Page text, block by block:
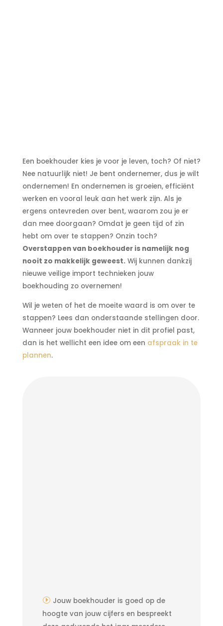
Een boekhouder kies je voor je leven, toch? Of niet?
Nee natuurlijk niet! Je bent ondernemer, dus je wilt
ondernemen! En ondernemen is groeien, efficiënt
werken en vooral leuk aan het werk zijn. Als je
ergens ontevreden over bent, waarom zou je er
dan mee doorgaan? Omdat je geen tijd of zin
hebt om over te stappen? Onzin toch?
Overstappen van boekhouder is namelijk nog
nooit zo makkelijk geweest.Wij kunnen dankzij
nieuwe veilige import technieken jouw
boekhouding zo overnemen!
Wil je weten of het de moeite waard is om over te
stappen? Lees dan onderstaande stellingen door.
Wanneer jouw boekhouder niet in dit profiel past,
dan is het wellicht een idee om een afspraak in te
plannen.
Jouw boekhouder is goed op de
hoogte van jouw cijfers en bespreekt